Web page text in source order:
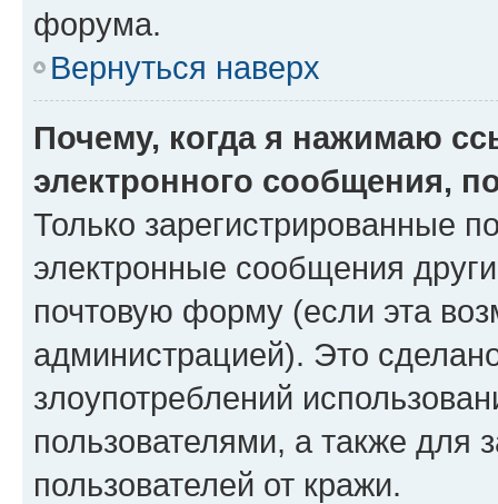
форума.
Вернуться наверх
Почему, когда я нажимаю
электронного сообщения,
Только зарегистрированные
электронные сообщения
почтовую форму (если эта
администрацией). Это
злоупотреблений
пользователями, а также для
пользователей от кражи.